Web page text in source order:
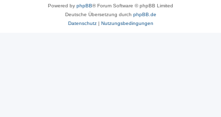
Powered by phpBB® Forum Software © phpBB Limited
Deutsche Übersetzung durch phpBB.de
Datenschutz| Nutzungsbedingungen